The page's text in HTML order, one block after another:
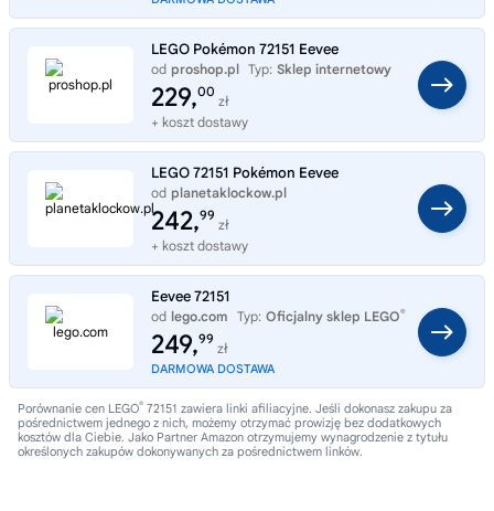
LEGO Pokémon 72151 Eevee
od proshop.pl Typ: Sklep internetowy
229,00
zł
+ koszt dostawy
LEGO 72151 Pokémon Eevee
od planetaklockow.pl
Typ: Sklep internetowy
242,99
zł
+ koszt dostawy
Eevee 72151
od lego.com Typ: Oficjalny sklep LEGO®
249,99
zł
DARMOWA DOSTAWA
Porównanie cen LEGO® 72151 zawiera linki afiliacyjne. Jeśli dokonasz zakupu za
pośrednictwem jednego z nich, możemy otrzymać prowizję bez dodatkowych
kosztów dla Ciebie. Jako Partner Amazon otrzymujemy wynagrodzenie z tytułu
określonych zakupów dokonywanych za pośrednictwem linków.